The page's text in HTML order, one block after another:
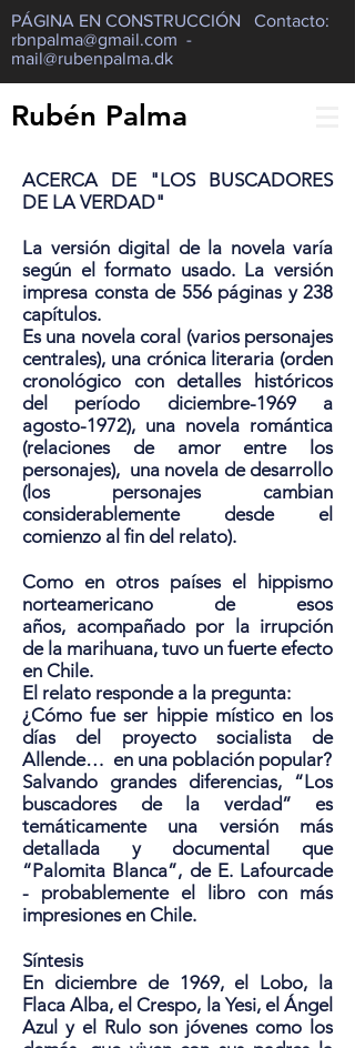
PÁGINA EN CONSTRUCCIÓN Contacto:
rbnpalma@gmail.com -
mail@rubenpalma.dk
Rubén Palma
ACERCA DE "LOS BUSCADORES
DE LA VERDAD"
​La versión digital de la novela varía
según el formato usado. La versión
impresa consta de 556 páginas y 238
capítulos.
Es una novela coral (varios personajes
centrales), una crónica literaria (orden
cronológico con detalles históricos
del período diciembre-1969 a
agosto-1972), una novela romántica
(relaciones de amor entre los
personajes), una novela de desarrollo
(los personajes cambian
considerablemente desde el
comienzo al fin del relato).
Como en otros países el hippismo
norteamericano de esos
años, acompañado por la irrupción
de la marihuana, tuvo un fuerte efecto
en Chile.
El relato responde a la pregunta:
¿Cómo fue ser hippie místico en los
días del proyecto socialista de
Allende… en una población popular?
Salvando grandes diferencias, “Los
buscadores de la verdad” es
temáticamente una versión más
detallada y documental que
“Palomita Blanca”, de E. Lafourcade
- probablemente el libro con más
impresiones en Chile.
Síntesis
En diciembre de 1969, el Lobo, la
Flaca Alba, el Crespo, la Yesi, el Ángel
Azul y el Rulo son jóvenes como los